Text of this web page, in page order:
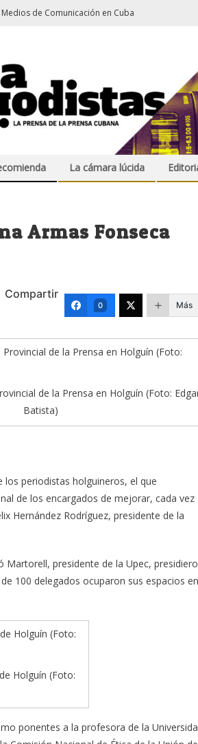
Medios de Comunicación en Cuba
La cámara lúcida
Armas Fonseca
Compartir
0 Más
de la Prensa en Holguín (Foto:
Batista)
periodistas holguineros, el que
de los encargados de mejorar, cada vez
Hernández Rodríguez, presidente de la
presidente de la Upec,
100 delegados ocuparon sus espacios en
Holguín (Foto:
ponentes a la profesora de la